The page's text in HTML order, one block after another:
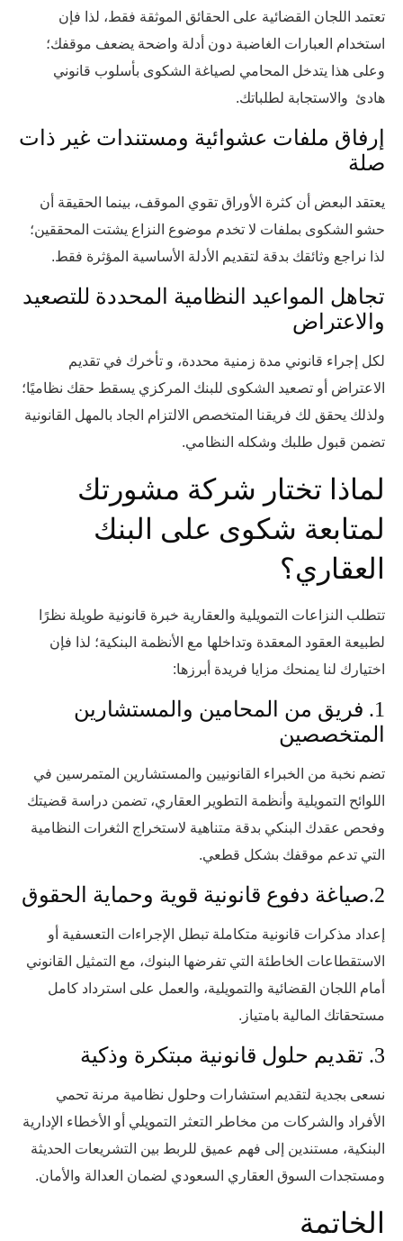
تعتمد اللجان القضائية على الحقائق الموثقة فقط، لذا فإن
استخدام العبارات الغاضبة دون أدلة واضحة يضعف موقفك؛
وعلى هذا يتدخل المحامي لصياغة الشكوى بأسلوب قانوني
هادئ والاستجابة لطلباتك.
إرفاق ملفات عشوائية ومستندات غير ذات
صلة
يعتقد البعض أن كثرة الأوراق تقوي الموقف، بينما الحقيقة أن
حشو الشكوى بملفات لا تخدم موضوع النزاع يشتت المحققين؛
لذا نراجع وثائقك بدقة لتقديم الأدلة الأساسية المؤثرة فقط.
تجاهل المواعيد النظامية المحددة للتصعيد
والاعتراض
لكل إجراء قانوني مدة زمنية محددة، و تأخرك في تقديم
الاعتراض أو تصعيد الشكوى للبنك المركزي يسقط حقك نظاميًا؛
ولذلك يحقق لك فريقنا المتخصص الالتزام الجاد بالمهل القانونية
تضمن قبول طلبك وشكله النظامي.
لماذا تختار شركة مشورتك
لمتابعة شكوى على البنك
العقاري؟
تتطلب النزاعات التمويلية والعقارية خبرة قانونية طويلة نظرًا
لطبيعة العقود المعقدة وتداخلها مع الأنظمة البنكية؛ لذا فإن
اختيارك لنا يمنحك مزايا فريدة أبرزها:
1. فريق من المحامين والمستشارين
المتخصصين
تضم نخبة من الخبراء القانونيين والمستشارين المتمرسين في
اللوائح التمويلية وأنظمة التطوير العقاري، تضمن دراسة قضيتك
وفحص عقدك البنكي بدقة متناهية لاستخراج الثغرات النظامية
التي تدعم موقفك بشكل قطعي.
2.صياغة دفوع قانونية قوية وحماية الحقوق
إعداد مذكرات قانونية متكاملة تبطل الإجراءات التعسفية أو
الاستقطاعات الخاطئة التي تفرضها البنوك، مع التمثيل القانوني
أمام اللجان القضائية والتمويلية، والعمل على استرداد كامل
مستحقاتك المالية بامتياز.
3. تقديم حلول قانونية مبتكرة وذكية
نسعى بجدية لتقديم استشارات وحلول نظامية مرنة تحمي
الأفراد والشركات من مخاطر التعثر التمويلي أو الأخطاء الإدارية
البنكية، مستندين إلى فهم عميق للربط بين التشريعات الحديثة
ومستجدات السوق العقاري السعودي لضمان العدالة والأمان.
الخاتمة